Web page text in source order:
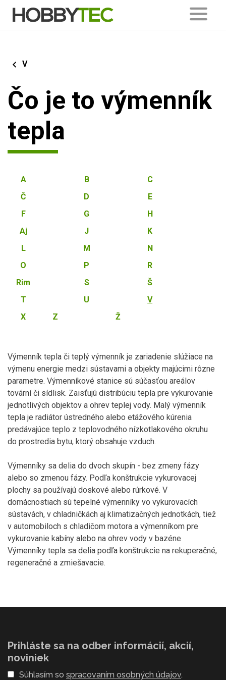
V
Čo je to výmenník
tepla
A B
C
Č
D
E
F
G
H
Aj
J
K
L
M
N
O
P
R
Rim
S
Š
T
U
V
X
Z Ž
Výmenník tepla či teplý výmenník je zariadenie slúžiace na
výmenu energie medzi sústavami a objekty majúcimi rôzne
parametre. Výmenníkové stanice sú súčasťou areálov
tovární či sídlisk. Zaisťujú distribúciu tepla pre vykurovanie
jednotlivých objektov a ohrev teplej vody. Malý výmenník
tepla je radiátor ústredného alebo etážového kúrenia
predávajúce teplo z teplovodného nízkotlakového okruhu
do prostredia bytu, ktorý obsahuje vzduch.
Výmenníky sa delia do dvoch skupín - bez zmeny fázy
alebo so zmenou fázy. Podľa konštrukcie vykurovacej
plochy sa používajú doskové alebo rúrkové. V
domácnostiach sú tepelné výmenníky vo vykurovacích
sústavách, v chladničkách aj klimatizačných jednotkách, tiež
v automobiloch s chladičom motora a výmenníkom pre
vykurovanie kabíny alebo na ohrev vody v bazéne
Výmenníky tepla sa delia podľa konštrukcie na rekuperačné,
regeneračné a zmiešavacie.
Prihláste sa na odber informácií, akcií,
noviniek
Súhlasím so spracovaním osobných údajov.